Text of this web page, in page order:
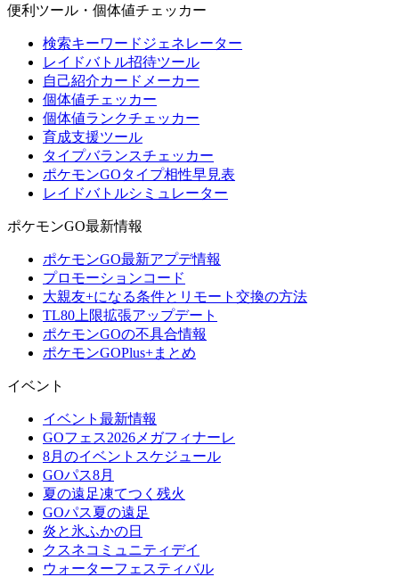
便利ツール・個体値チェッカー
検索キーワードジェネレーター
レイドバトル招待ツール
自己紹介カードメーカー
個体値チェッカー
個体値ランクチェッカー
育成支援ツール
タイプバランスチェッカー
ポケモンGOタイプ相性早見表
レイドバトルシミュレーター
ポケモンGO最新情報
ポケモンGO最新アプデ情報
プロモーションコード
大親友+になる条件とリモート交換の方法
TL80上限拡張アップデート
ポケモンGOの不具合情報
ポケモンGOPlus+まとめ
イベント
イベント最新情報
GOフェス2026メガフィナーレ
8月のイベントスケジュール
GOパス8月
夏の遠足凍てつく残火
GOパス夏の遠足
炎と氷ふかの日
クスネコミュニティデイ
ウォーターフェスティバル